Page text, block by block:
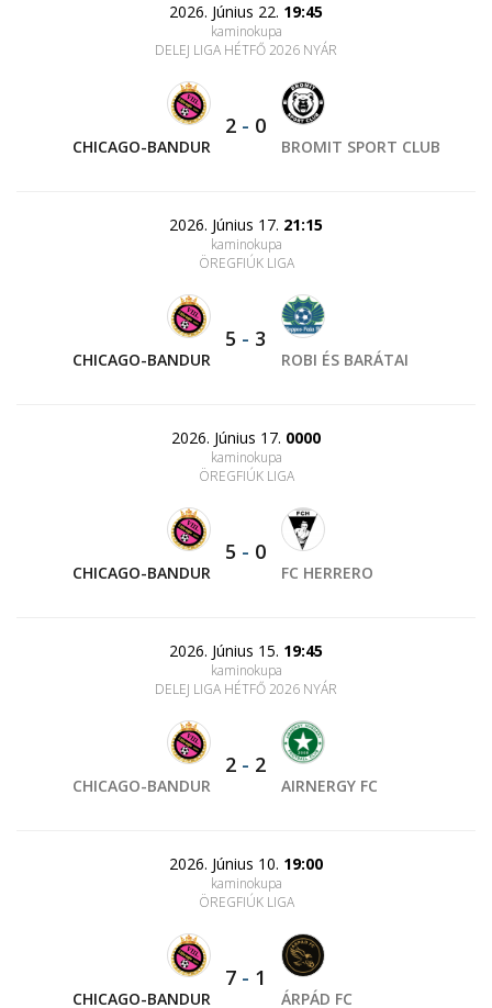
2026. Június 22. 19:45
kaminokupa
DELEJ LIGA HÉTFŐ 2026 NYÁR
CHICAGO-BANDUR
2 - 0
BROMIT SPORT CLUB
2026. Június 17. 21:15
kaminokupa
ÖREGFIÚK LIGA
CHICAGO-BANDUR
5 - 3
ROBI ÉS BARÁTAI
2026. Június 17. 0000
kaminokupa
ÖREGFIÚK LIGA
CHICAGO-BANDUR
5 - 0
FC HERRERO
2026. Június 15. 19:45
kaminokupa
DELEJ LIGA HÉTFŐ 2026 NYÁR
CHICAGO-BANDUR
2 - 2
AIRNERGY FC
2026. Június 10. 19:00
kaminokupa
ÖREGFIÚK LIGA
CHICAGO-BANDUR
7 - 1
ÁRPÁD FC